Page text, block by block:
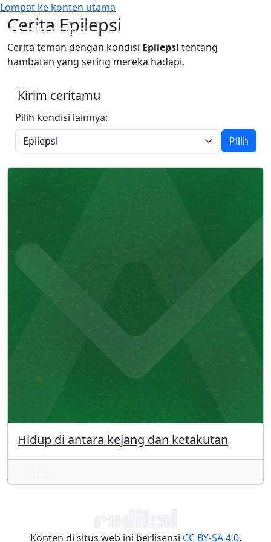
Lompat ke konten utama
Panduan WCAG Indonesia
Cerita Epilepsi
Cerita teman dengan kondisi Epilepsi tentang
hambatan yang sering mereka hadapi.
Kirim ceritamu
Pilih kondisi lainnya:
Pilih
Hidup di antara kejang dan ketakutan
Konten di situs web ini berlisensi CC BY-SA 4.0.